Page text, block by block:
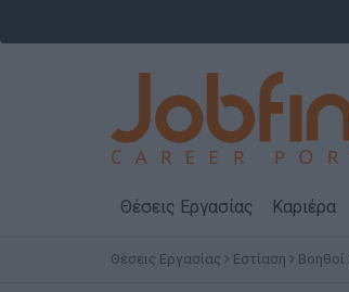
Θέσεις Εργασίας Καριέρα
Θέσεις Εργασίας Εστίαση Βοηθοί